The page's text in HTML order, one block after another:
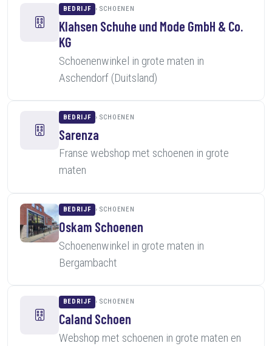
BEDRIJF SCHOENEN
Klahsen Schuhe und Mode GmbH & Co.
KG
Schoenenwinkel in grote maten in
Aschendorf (Duitsland)
BEDRIJF SCHOENEN
Sarenza
Franse webshop met schoenen in grote
maten
BEDRIJF SCHOENEN
Oskam Schoenen
Schoenenwinkel in grote maten in
Bergambacht
BEDRIJF SCHOENEN
Caland Schoen
Webshop met schoenen in grote maten en